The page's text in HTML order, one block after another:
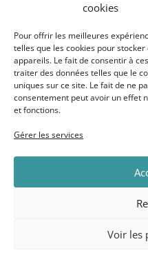
cookies
Pour offrir les meilleures
telles que les cookies pour
appareils. Le fait de consentir à
traiter des données telles que le
uniques sur ce site. Le fait de ne
consentement peut avoir un effet
et fonctions.
Gérer les services
Voir les
Catégories
Actu
Uncategorized
Méta
Connexion
Flux des commentaires